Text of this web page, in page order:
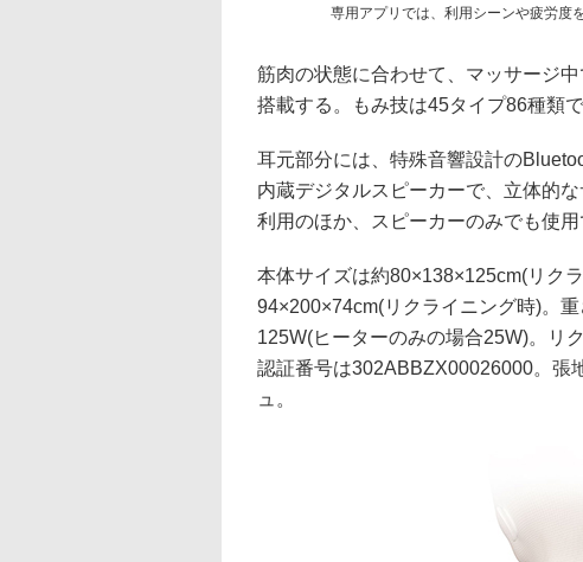
専用アプリでは、利用シーンや疲労度
筋肉の状態に合わせて、マッサージ
搭載する。もみ技は45タイプ86種類
耳元部分には、特殊音響設計の
内蔵デジタルスピーカーで、立体的
利用のほか、スピーカーのみでも使用
本体サイズは約80×138×125cm(リク
94×200×74cm(リクライニング時)。
125W(ヒーターのみの場合25W)。リ
認証番号は302ABBZX00026000。張
ュ。